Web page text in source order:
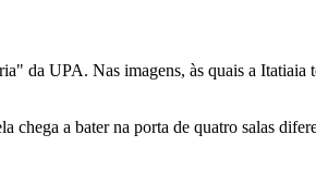
UPA. Nas imagens, às quais a Itatiaia
a bater na porta de quatro salas